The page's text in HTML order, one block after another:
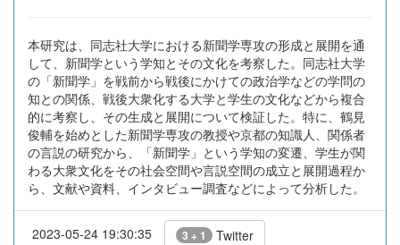
本研究は、同志社大学における新聞学専攻の形成と展開を通
して、新聞学という学知とその文化を考察した。同志社大学
の「新聞学」を戦前から戦後にかけての政治学などの学問の
知との関係、戦後大衆化する大学と学生の文化などから複合
的に考察し、その生成と展開について検証した。特に、鶴見
俊輔を始めとした新聞学専攻の教授や京都の知識人、関係者
の言説の研究から、「新聞学」という学知の変遷、学生が関
わる大衆文化をその社会空間や言説空間の成立と展開過程か
ら、文献や資料、インタビュー調査などによって分析した。
2023-05-24 19:30:35 3 + 1 Twitter